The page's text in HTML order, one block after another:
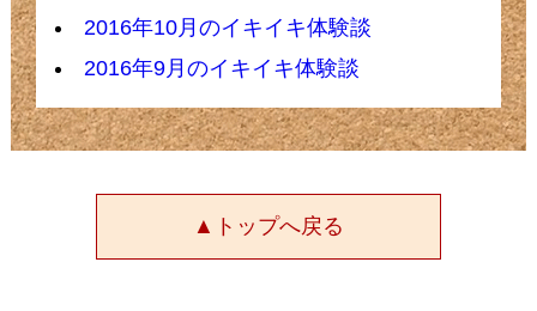
2016年10月のイキイキ体験談
2016年9月のイキイキ体験談
▲トップへ戻る